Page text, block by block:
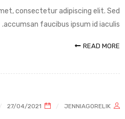
consectetur adipiscing elit. Sed
accumsan faucibus ipsum id iaculis.
READ MORE
JENNIAGORELIK